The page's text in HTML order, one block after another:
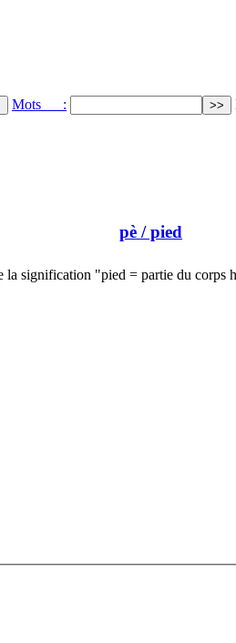
Mots :
pè / pied
la signification "pied = partie du